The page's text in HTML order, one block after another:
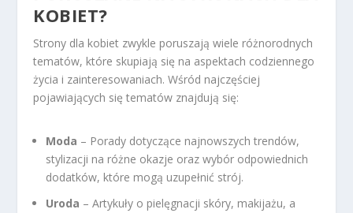
KOBIET?
Strony dla kobiet zwykle poruszają wiele różnorodnych
tematów, które skupiają się na aspektach codziennego
życia i zainteresowaniach. Wśród najczęściej
pojawiających się tematów znajdują się:
Moda – Porady dotyczące najnowszych trendów,
stylizacji na różne okazje oraz wybór odpowiednich
dodatków, które mogą uzupełnić strój.
Uroda – Artykuły o pielęgnacji skóry, makijażu, a